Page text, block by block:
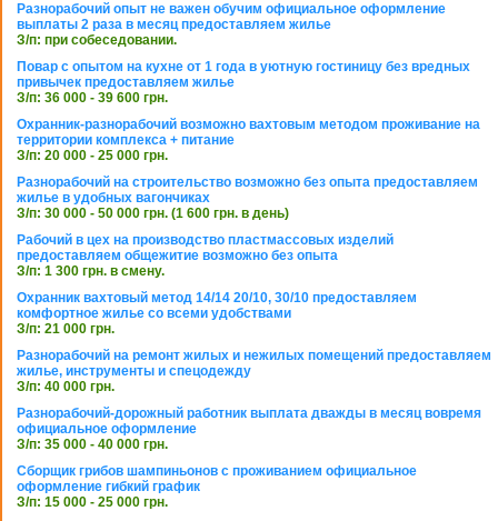
Разнорабочий опыт не важен обучим официальное оформление
выплаты 2 раза в месяц предоставляем жилье
З/п: при собеседовании.
Повар с опытом на кухне от 1 года в уютную гостиницу без вредных
привычек предоставляем жилье
З/п: 36 000 - 39 600 грн.
Охранник-разнорабочий возможно вахтовым методом проживание на
территории комплекса + питание
З/п: 20 000 - 25 000 грн.
Разнорабочий на строительство возможно без опыта предоставляем
жилье в удобных вагончиках
З/п: 30 000 - 50 000 грн. (1 600 грн. в день)
Рабочий в цех на производство пластмассовых изделий
предоставляем общежитие возможно без опыта
З/п: 1 300 грн. в смену.
Охранник вахтовый метод 14/14 20/10, 30/10 предоставляем
комфортное жилье со всеми удобствами
З/п: 21 000 грн.
Разнорабочий на ремонт жилых и нежилых помещений предоставляем
жилье, инструменты и спецодежду
З/п: 40 000 грн.
Разнорабочий-дорожный работник выплата дважды в месяц вовремя
официальное оформление
З/п: 35 000 - 40 000 грн.
Сборщик грибов шампиньонов с проживанием официальное
оформление гибкий график
З/п: 15 000 - 25 000 грн.